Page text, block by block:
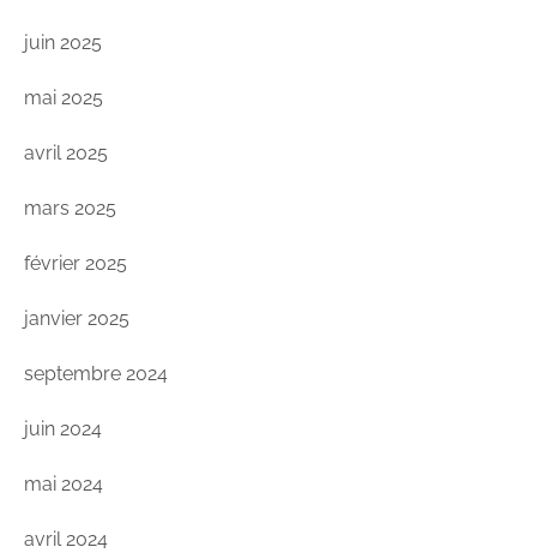
juin 2025
mai 2025
avril 2025
mars 2025
février 2025
janvier 2025
septembre 2024
juin 2024
mai 2024
avril 2024